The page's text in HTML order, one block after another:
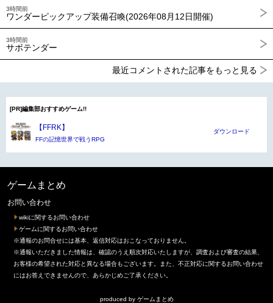
3時間前
ワンダーピックアップ装備召喚(2026年08月12日開催)
3時間前
サボテンダー
最近コメントされた記事をもっと見る
[PR]編集部おすすめゲーム!!
【FFRK】
FFの記憶世界で戦うRPG
ダウンロード
ゲームまとめ
お問い合わせ
wikiに関するお問い合わせ
ゲームに関するお問い合わせ
※通報のお問合せには基本、返信対応はおこなっておりません。
※通報いただきました情報は、確認のうえ順次対応いたしますが、調査および審査の結果、
お客様の希望された対応と異なる場合もございます。また、不正対応に関するお問い合わせ
にはお答えできませんので、あらかじめご了承ください。
produced by ゲームまとめ